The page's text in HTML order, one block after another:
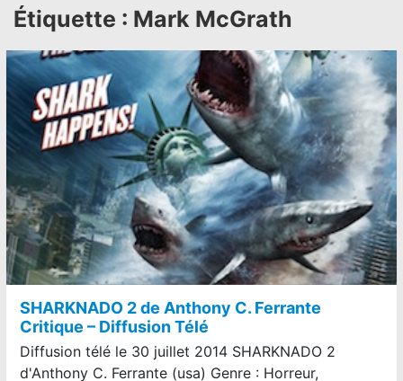
Étiquette : Mark McGrath
SHARKNADO 2 de Anthony C. Ferrante
Critique – Diffusion Télé
Diffusion télé le 30 juillet 2014 SHARKNADO 2
d'Anthony C. Ferrante (usa) Genre : Horreur,